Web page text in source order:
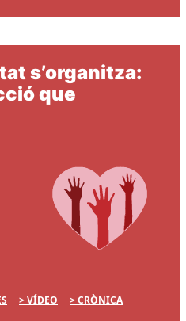
s’organitza:
que
VÍDEO CRÒNICA